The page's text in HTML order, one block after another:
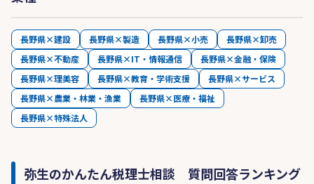
長野県×建設 長野県×製造 長野県×小売
長野県×卸売
長野県×不動産
長野県×IT・情報通信
長野県×金融・保険
長野県×理美容
長野県×教育・学術支援
長野県×サービス
長野県×農業・林業・漁業
長野県×医療・福祉
長野県×特殊法人
弥生のかんたん税理士相談 質問回答ランキング